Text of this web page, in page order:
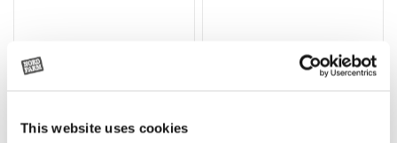
This website uses cookies